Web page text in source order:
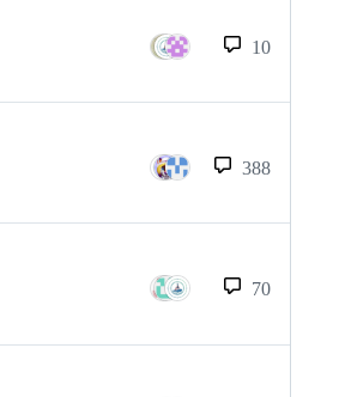
10
388
70